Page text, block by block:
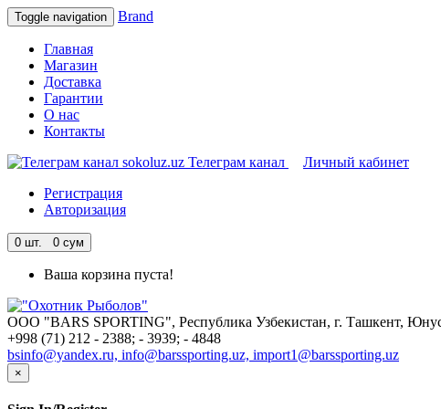
Toggle navigation Brand
Главная
Магазин
Доставка
Гарантии
О нас
Контакты
Телеграм канал
Личный кабинет
Регистрация
Авторизация
0 шт. 0 сум
Ваша корзина пуста!
ООО "BARS SPORTING", Республика Узбекистан, г. Ташкент,
+998 (71) 212 - 2388; - 3939; - 4848
bsinfo@yandex.ru, info@barssporting.uz, import1@barssporting.uz
×